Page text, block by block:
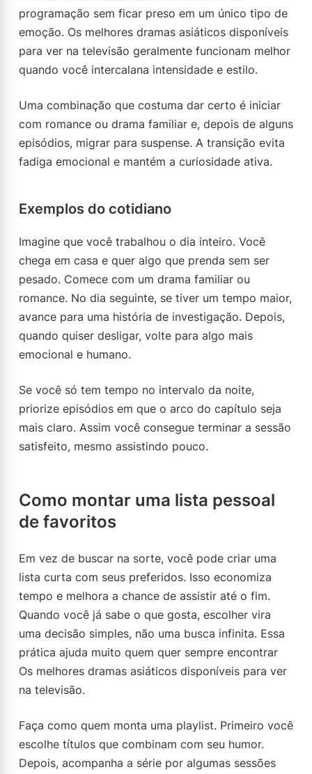
programação sem ficar preso em um único tipo de
emoção. Os melhores dramas asiáticos disponíveis
para ver na televisão geralmente funcionam melhor
quando você intercalana intensidade e estilo.
Uma combinação que costuma dar certo é iniciar
com romance ou drama familiar e, depois de alguns
episódios, migrar para suspense. A transição evita
fadiga emocional e mantém a curiosidade ativa.
Exemplos do cotidiano
Imagine que você trabalhou o dia inteiro. Você
chega em casa e quer algo que prenda sem ser
pesado. Comece com um drama familiar ou
romance. No dia seguinte, se tiver um tempo maior,
avance para uma história de investigação. Depois,
quando quiser desligar, volte para algo mais
emocional e humano.
Se você só tem tempo no intervalo da noite,
priorize episódios em que o arco do capítulo seja
mais claro. Assim você consegue terminar a sessão
satisfeito, mesmo assistindo pouco.
Como montar uma lista pessoal
de favoritos
Em vez de buscar na sorte, você pode criar uma
lista curta com seus preferidos. Isso economiza
tempo e melhora a chance de assistir até o fim.
Quando você já sabe o que gosta, escolher vira
uma decisão simples, não uma busca infinita. Essa
prática ajuda muito quem quer sempre encontrar
Os melhores dramas asiáticos disponíveis para ver
na televisão.
Faça como quem monta uma playlist. Primeiro você
escolhe títulos que combinam com seu humor.
Depois, acompanha a série por algumas sessões